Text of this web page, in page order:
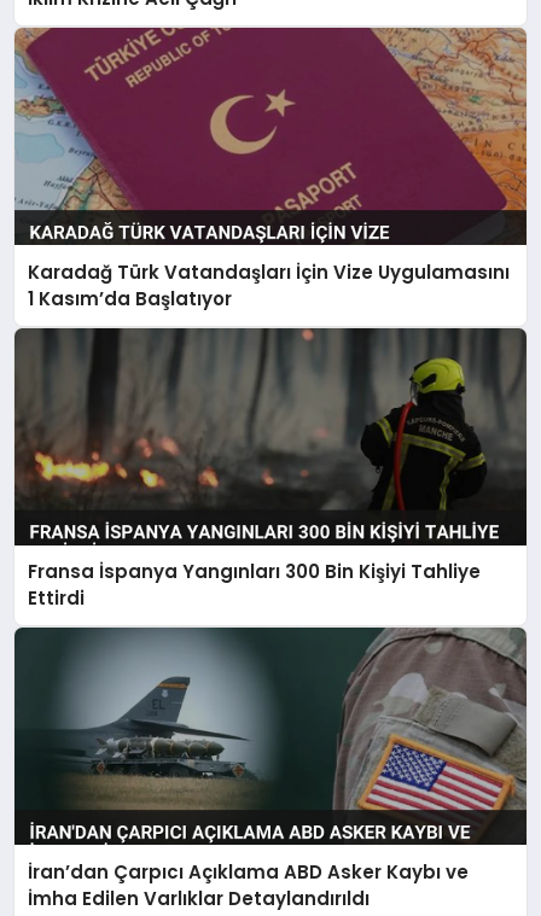
Karadağ Türk Vatandaşları İçin Vize Uygulamasını
1 Kasım’da Başlatıyor
Fransa İspanya Yangınları 300 Bin Kişiyi Tahliye
Ettirdi
İran’dan Çarpıcı Açıklama ABD Asker Kaybı ve
İmha Edilen Varlıklar Detaylandırıldı